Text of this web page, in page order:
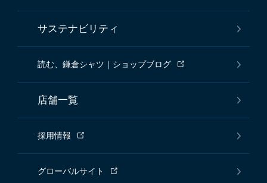
サステナビリティ
読む、鎌倉シャツ｜ショップブログ
店舗一覧
採用情報
グローバルサイト